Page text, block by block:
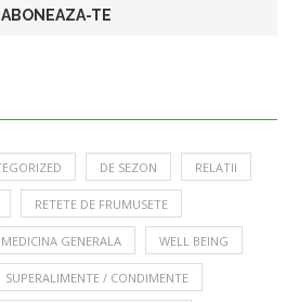
DE SEZON RELATII
RETETE DE FRUMUSETE
MEDICINA GENERALA WELL BEING
SUPERALIMENTE / CONDIMENTE